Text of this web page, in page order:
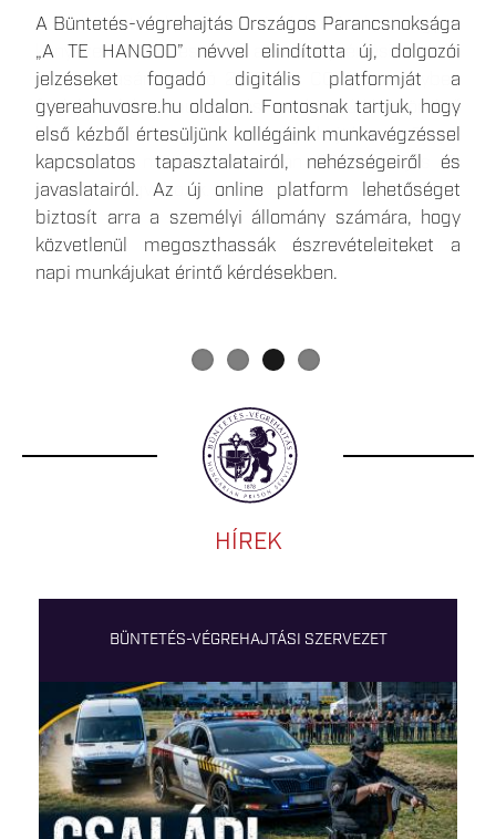
Az elmúlt időszakban több olyan hír is megjelent,
amelyek a börtönökben bevezetett takarékossági
intézkedésekkel foglalkoztak, ezért most közvetlen,
hiteles forrásból származó tájékoztatást
szeretnénk adni Önöknek.
A Büntetés-végrehajtás Országos Parancsnoksága
„A TE HANGOD” névvel elindította új, dolgozói
jelzéseket fogadó digitális platformját a
gyereahuvosre.hu oldalon. Fontosnak tartjuk, hogy
első kézből értesüljünk kollégáink munkavégzéssel
kapcsolatos tapasztalatairól, nehézségeiről és
javaslatairól. Az új online platform lehetőséget
biztosít arra a személyi állomány számára, hogy
közvetlenül megoszthassák észrevételeiteket a
napi munkájukat érintő kérdésekben.
A büntetések, az intézkedések, egyes
kényszerintézkedések és a szabálysértési elzárás
végrehajtásáról szóló 2013. évi CCXL. törvényben
foglalt telekommunikációs eszköz útján történő
kapcsolattartás gyakorlati végrehajtása a Skype
alkalmazás megszűnése okán 2025. május 5.
napjától megváltozik.
Egy 1500 fő befogadására képes, kiemelt
biztonságú, új börtön épül Csengeren, amely közel
700 ember számára teremt munkalehetőséget a
térségben. Csengeren a januártól várható
körletfelügyelői illetmény eléri a havi nettó 400
ezer forintot, a jelentkezés minimális feltétele a
szakmunkás végzettség. Részletes információk a
büntetés végrehajtási szervezet karrieroldalán, a
gyereahuvosre.hu-n és
awww.facebook.com/bvcsengerközösségi média
HÍREK
BÜNTETÉS-VÉGREHAJTÁSI SZERVEZET